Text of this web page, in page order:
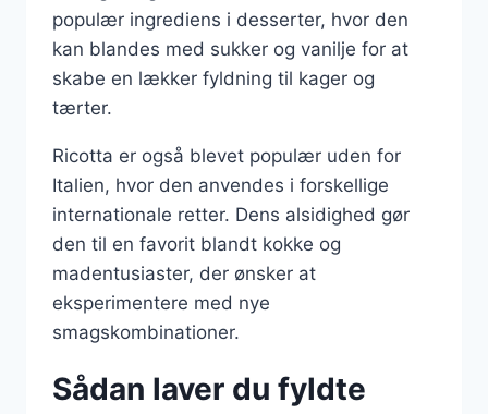
populær ingrediens i desserter, hvor den
kan blandes med sukker og vanilje for at
skabe en lækker fyldning til kager og
tærter.
Ricotta er også blevet populær uden for
Italien, hvor den anvendes i forskellige
internationale retter. Dens alsidighed gør
den til en favorit blandt kokke og
madentusiaster, der ønsker at
eksperimentere med nye
smagskombinationer.
Sådan laver du fyldte